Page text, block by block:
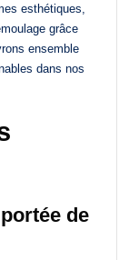
esthétiques,
grâce
ensemble
dans nos
de